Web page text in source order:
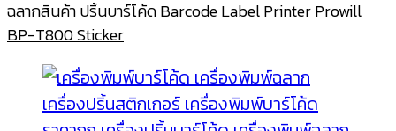
ฉลากสินค้า ปริ้นบาร์โค้ด Barcode Label Printer Prowill
BP-T800 Sticker